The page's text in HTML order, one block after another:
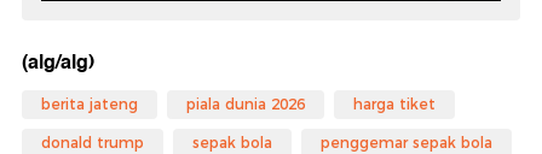
(alg/alg)
berita jateng piala dunia 2026 harga tiket
donald trump sepak bola penggemar sepak bola